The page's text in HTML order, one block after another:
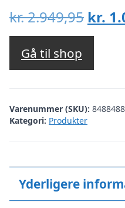
kr.2.949,95 Den
var:
kr.
kr.
Gå til shop
Varenummer (SKU):
Kategori: Produkter
Yderligere